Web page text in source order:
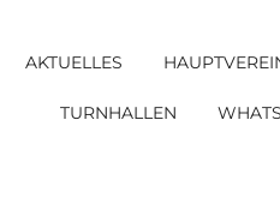
AKTUELLES
TURNHALLEN